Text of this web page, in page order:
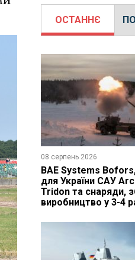
ОСТАННЄ
08 серпень 2026
BAE Systems
для України САУ
Tridon та снаряди,
виробництво у 3-4